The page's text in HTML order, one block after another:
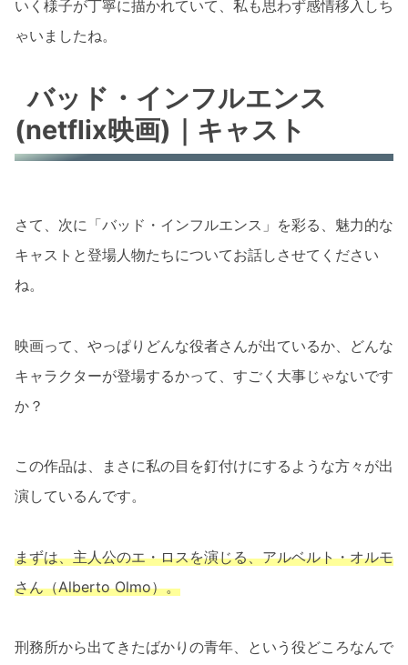
いく様子が丁寧に描かれていて、私も思わず感情移入しち
ゃいましたね。
バッド・インフルエンス
(netflix映画)｜キャスト
さて、次に「バッド・インフルエンス」を彩る、魅力的な
キャストと登場人物たちについてお話しさせてください
ね。
映画って、やっぱりどんな役者さんが出ているか、どんな
キャラクターが登場するかって、すごく大事じゃないです
か？
この作品は、まさに私の目を釘付けにするような方々が出
演しているんです。
まずは、主人公のエ・ロスを演じる、アルベルト・オルモ
さん（Alberto Olmo）。
刑務所から出てきたばかりの青年、という役どころなんで